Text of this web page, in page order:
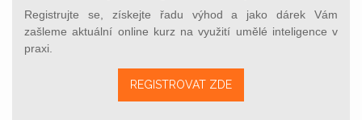
Registrujte se, získejte řadu výhod a jako dárek Vám
zašleme aktuální online kurz na využití umělé inteligence v
praxi.
REGISTROVAT ZDE